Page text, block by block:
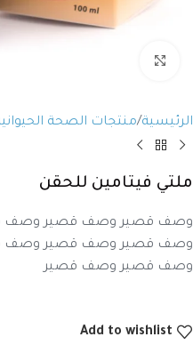
الرئيسية منتجات الصحة
ملتي فيتامين للحقن
وصف قصير وصف قصير وصف
وصف قصير وصف قصير وصف
وصف قصير وصف قصير
Add to wishlist